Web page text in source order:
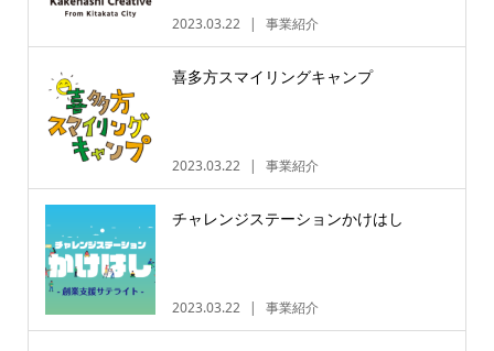
2023.03.22 事業紹介
喜多方スマイリングキャンプ
2023.03.22 事業紹介
チャレンジステーションかけはし
2023.03.22 事業紹介